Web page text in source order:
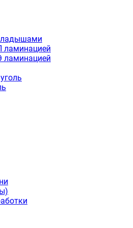
трёхфазные с тормозом
трёхфазные
электродвигатели INNORED
INNORED
вентиляция INNOVARI
редукторы INNORED
редукторы INNORED в
INNORED
INNORED MC